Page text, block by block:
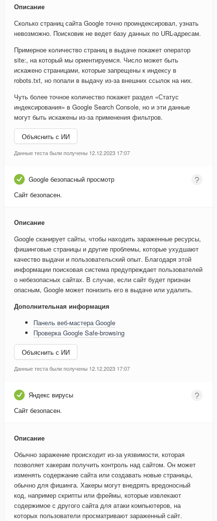
Описание
Сколько страниц сайта Google точно проиндексировал, узнать
невозможно. Поисковик не ведет базу данных по URL-адресам.
Примерное количество страниц в выдаче покажет оператор
site:, на который мы ориентируемся. Число может быть
искажено страницами, которые запрещены к индексу в
robots.txt, но попали в выдачу из-за внешних ссылок на них.
Чуть более точное количество покажет раздел «Статус
индексирования» в Google Search Console, но и эти данные
могут быть искажены из-за применения фильтров.
Объяснить с ИИ
Данные теста были получены 12.12.2023 17:07
Google безопасный просмотр
Сайт безопасен.
Описание
Google сканирует сайты, чтобы находить зараженные ресурсы,
фишинговые страницы и другие проблемы, которые ухудшают
качество выдачи и пользовательский опыт. Благодаря этой
информации поисковая система предупреждает пользователей
о небезопасных сайтах. В случае, если сайт будет признан
опасным, Google может понизить его в выдаче или удалить.
Дополнительная информация
Панель веб-мастера Google
Проверка Google Safe-browsing
Объяснить с ИИ
Данные теста были получены 12.12.2023 17:07
Яндекс вирусы
Сайт безопасен.
Описание
Обычно заражение происходит из-за уязвимости, которая
позволяет хакерам получить контроль над сайтом. Он может
изменять содержание сайта или создавать новые страницы,
обычно для фишинга. Хакеры могут внедрять вредоносный
код, например скрипты или фреймы, которые извлекают
содержимое с другого сайта для атаки компьютеров, на
которых пользователи просматривают зараженный сайт.